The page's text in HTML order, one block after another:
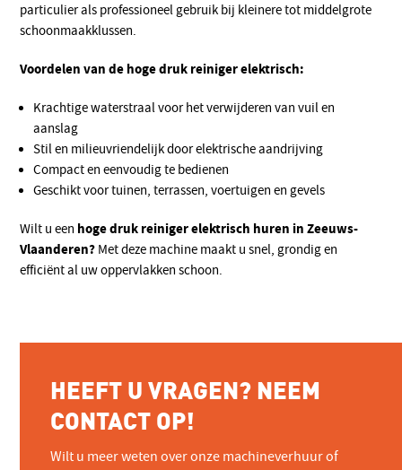
particulier als professioneel gebruik bij kleinere tot middelgrote
schoonmaakklussen.
Voordelen van de hoge druk reiniger elektrisch:
Krachtige waterstraal voor het verwijderen van vuil en
aanslag
Stil en milieuvriendelijk door elektrische aandrijving
Compact en eenvoudig te bedienen
Geschikt voor tuinen, terrassen, voertuigen en gevels
Wilt u een hoge druk reiniger elektrisch huren in Zeeuws-
Vlaanderen? Met deze machine maakt u snel, grondig en
efficiënt al uw oppervlakken schoon.
HEEFT U VRAGEN? NEEM
CONTACT OP!
Wilt u meer weten over onze machineverhuur of